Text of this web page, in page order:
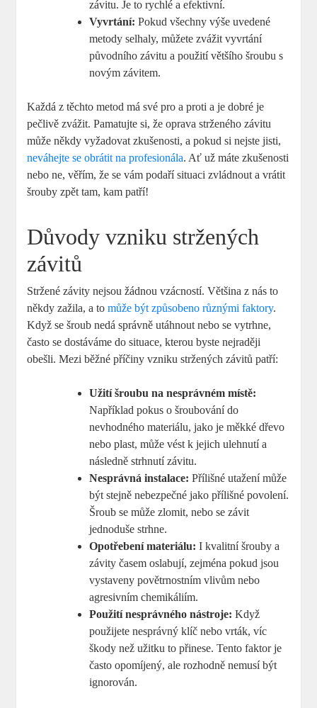
závitu. Je to rychlé a efektivní.
Vyvrtání: Pokud všechny výše uvedené
metody selhaly, můžete zvážit vyvrtání
původního závitu a použití většího šroubu s
novým závitem.
Každá z těchto metod má své pro a proti a je dobré je
pečlivě zvážit. Pamatujte si, že oprava strženého závitu
může někdy vyžadovat zkušenosti, a pokud si nejste jisti,
neváhejte se obrátit na profesionála. Ať už máte zkušenosti
nebo ne, věřím, že se vám podaří situaci zvládnout a vrátit
šrouby zpět tam, kam patří!
Důvody vzniku stržených
závitů
Stržené závity nejsou žádnou vzácností. Většina z nás to
někdy zažila, a tomůže být způsobeno různými faktory.
Když se šroub nedá správně utáhnout nebo se vytrhne,
často se dostáváme do situace, kterou byste nejraději
obešli. Mezi běžné příčiny vzniku stržených závitů patří:
Užití šroubu na nesprávném místě:
Například pokus o šroubování do
nevhodného materiálu, jako je měkké dřevo
nebo plast, může vést k jejich ulehnutí a
následně strhnutí závitu.
Nesprávná instalace: Přílišné utažení může
být stejně nebezpečné jako přílišné povolení.
Šroub se může zlomit, nebo se závit
jednoduše strhne.
Opotřebení materiálu: I kvalitní šrouby a
závity časem oslabují, zejména pokud jsou
vystaveny povětrnostním vlivům nebo
agresivním chemikáliím.
Použití nesprávného nástroje: Když
použijete nesprávný klíč nebo vrták, víc
škody než užitku to přinese. Tento faktor je
často opomíjený, ale rozhodně nemusí být
ignorován.